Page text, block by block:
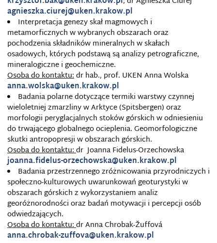
agnieszka.ciurej@uken.krakow.pl
Interpretacja genezy skał magmowych i
metamorficznych w wybranych obszarach oraz
pochodzenia składników mineralnych w skałach
osadowych, których podstawą są analizy petrograficzne,
mineralogiczne i geochemiczne.
Osoba do kontaktu:dr hab., prof. UKEN Anna Wolska
anna.wolska@uken.krakow.pl
Badania polarne dotyczące termiki warstwy czynnej
wieloletniej zmarzliny w Arktyce (Spitsbergen) oraz
morfologii peryglacjalnych stoków górskich w odniesieniu
do trwającego globalnego ocieplenia. Geomorfologiczne
skutki antropopresji w obszarach górskich.
Osoba do kontaktu:dr Joanna Fidelus-Orzechowska
joanna.fidelus-orzechowska@uken.krakow.pl
Badania przestrzennego zróżnicowania przyrodniczych i
społeczno-kulturowych uwarunkowań geoturystyki w
obszarach górskich z wykorzystaniem analiz
georóżnorodności oraz badań motywacji i percepcji osób
odwiedzających.
Osoba do kontaktu:dr Anna Chrobak-Žuffová
anna.chrobak-zuffova@uken.krakow.pl